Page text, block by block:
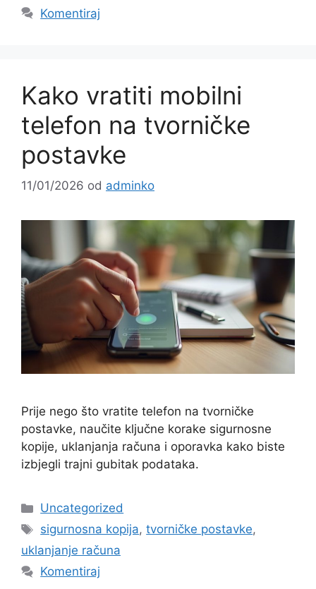
Komentiraj
Kako vratiti mobilni
telefon na tvorničke
postavke
11/01/2026 od adminko
Prije nego što vratite telefon na tvorničke
postavke, naučite ključne korake sigurnosne
kopije, uklanjanja računa i oporavka kako biste
izbjegli trajni gubitak podataka.
Kategorije
Uncategorized
Oznake
sigurnosna kopija,tvorničke postavke,
uklanjanje računa
Komentiraj